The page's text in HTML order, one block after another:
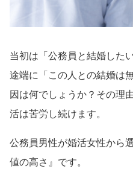
当初は「公務員と結婚した
途端に「この人との結婚は
因は何でしょうか？その理
活は苦労し続けます。
公務員男性が婚活女性から
値の高さ』です。